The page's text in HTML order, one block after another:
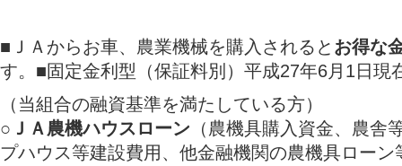
■ＪＡからお車、農業機械を購入されると お得な
す。■固定金利型（保証料別）平成27年6月1日現
（当組合の融資基準を満たしている方）
○ ＪＡ農機ハウスローン （農機具購入資金、農舎
プハウス等建設費用、他金融機関の農機具ロー